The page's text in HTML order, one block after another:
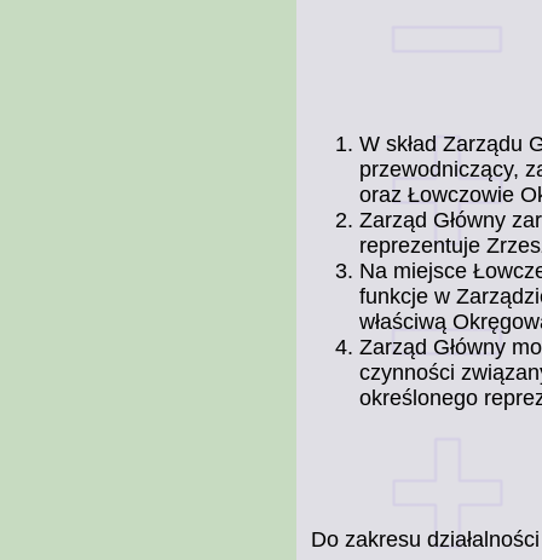
W skład Zarządu
przewodniczący,
oraz Łowczowie
Zarząd Główny
reprezentuje
Na miejsce
funkcje w
właściwą
Zarząd Główny
czynności
określonego
Do zakresu